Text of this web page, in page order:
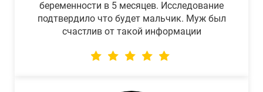
беременности в 5 месяцев. Исследование
подтвердило что будет мальчик. Муж был
счастлив от такой информации